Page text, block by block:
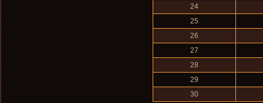
24
25
26
27
28
29
30